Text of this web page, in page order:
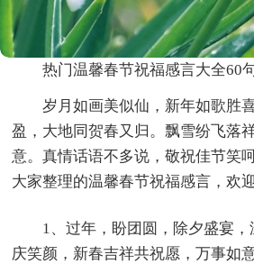
热门温馨春节祝福感言大全60
岁月如画美似仙，新年如歌胜
盈，大地同贺春又归。飘雪纷飞落
意。真情话语不多说，敬祝佳节笑
大家整理的温馨春节祝福感言，欢
1、过年，盼团圆，除夕盛宴
庆笑颜，新春吉祥共祝愿，万事如